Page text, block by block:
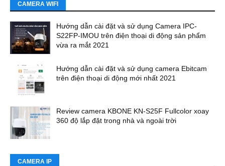
CAMERA WIFI
Hướng dẫn cài đặt và sử dụng Camera IPC-
S22FP-IMOU trên điện thoại di động sản phẩm
vừa ra mắt 2021
Hướng dẫn cài đặt và sử dụng camera Ebitcam
trên điện thoại di động mới nhất 2021
Review camera KBONE KN-S25F Fullcolor xoay
360 độ lắp đặt trong nhà và ngoài trời
CAMERA IP